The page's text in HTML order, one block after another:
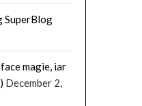
SuperBlog
magie, iar
December 2,